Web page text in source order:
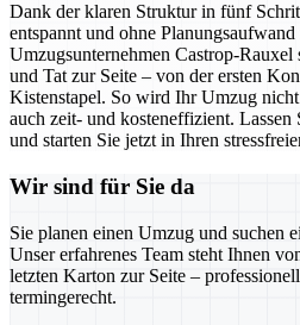
Dank der klaren Struktur in fünf
entspannt und ohne
Umzugsunternehmen Castrop-
und Tat zur Seite – von der ersten
Kistenstapel. So wird Ihr Umzug
auch zeit- und kosteneffizient. Lassen
und starten Sie jetzt in Ihren
Wir sind für Sie da
Sie planen einen Umzug und suchen
Unser erfahrenes Team steht Ihnen
letzten Karton zur Seite –
termingerecht.